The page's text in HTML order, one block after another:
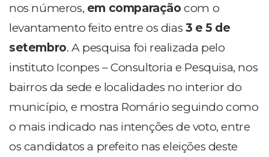
nos números, em comparação com o
levantamento feito entre os dias 3 e 5 de
setembro. A pesquisa foi realizada pelo
instituto Iconpes – Consultoria e Pesquisa, nos
bairros da sede e localidades no interior do
município, e mostra Romário seguindo como
o mais indicado nas intenções de voto, entre
os candidatos a prefeito nas eleições deste